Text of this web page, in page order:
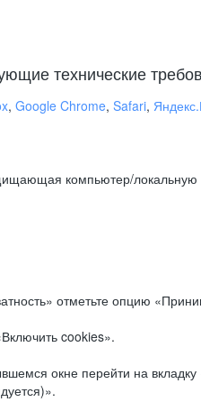
технические
, Google Chrome, Safari,
компьютер/локальную
отметьте опцию
cookies».
окне перейти на